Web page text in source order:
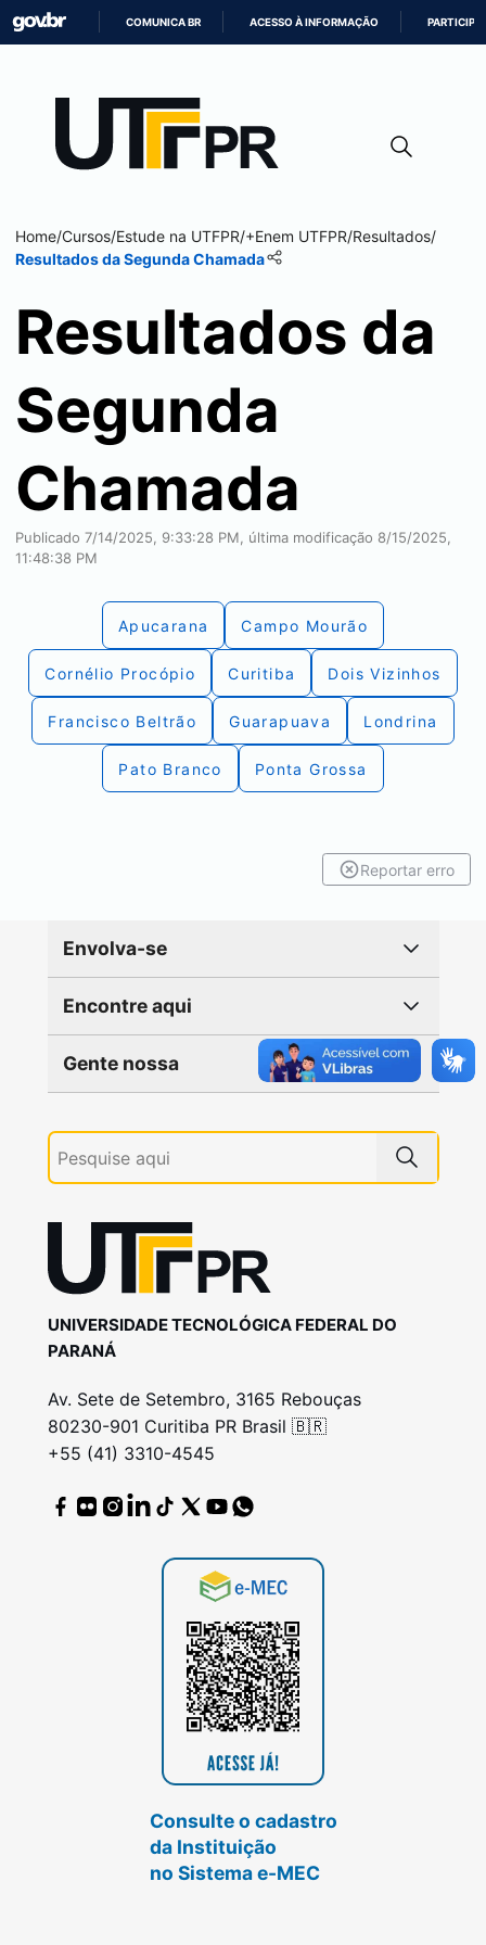
CONTEÚDO
COMUNICA BR ACESSO À INFORMAÇÃO PARTICIPE
Home/Cursos/Estude na UTFPR/+Enem UTFPR/Resultados/
Resultados da Segunda Chamada
Resultados da
Segunda
Chamada
Publicado 7/14/2025, 9:33:28 PM, última modificação 8/15/2025,
11:48:38 PM
Apucarana Campo Mourão
Cornélio Procópio Curitiba Dois Vizinhos
Francisco Beltrão Guarapuava Londrina
Pato Branco Ponta Grossa
Reportar erro
Envolva-se
Encontre aqui
Gente nossa
UNIVERSIDADE TECNOLÓGICA FEDERAL DO
PARANÁ
Av. Sete de Setembro, 3165 Rebouças
80230-901 Curitiba PR Brasil 🇧🇷
+55 (41) 3310-4545
Consulte o cadastro
da Instituição
no Sistema e-MEC